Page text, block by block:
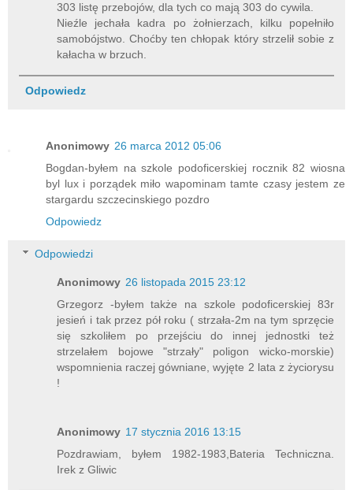
303 listę przebojów, dla tych co mają 303 do cywila.
Nieźle jechała kadra po żołnierzach, kilku popełniło
samobójstwo. Choćby ten chłopak który strzelił sobie z
kałacha w brzuch.
Odpowiedz
Anonimowy 26 marca 2012 05:06
Bogdan-byłem na szkole podoficerskiej rocznik 82 wiosna
byl lux i porządek miło wapominam tamte czasy jestem ze
stargardu szczecinskiego pozdro
Odpowiedz
Odpowiedzi
Anonimowy 26 listopada 2015 23:12
Grzegorz -byłem także na szkole podoficerskiej 83r
jesień i tak przez pół roku ( strzała-2m na tym sprzęcie
się szkoliłem po przejściu do innej jednostki też
strzelałem bojowe "strzały" poligon wicko-morskie)
wspomnienia raczej gówniane, wyjęte 2 lata z życiorysu
!
Anonimowy 17 stycznia 2016 13:15
Pozdrawiam, byłem 1982-1983,Bateria Techniczna.
Irek z Gliwic